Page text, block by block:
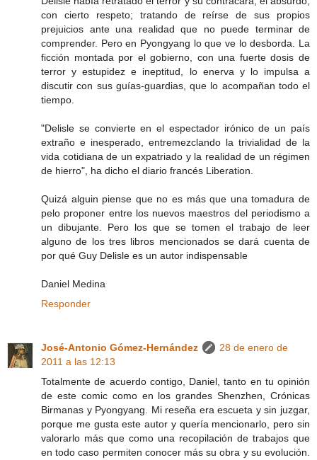
con cierto respeto; tratando de reírse de sus propios
prejuicios ante una realidad que no puede terminar de
comprender. Pero en Pyongyang lo que ve lo desborda. La
ficción montada por el gobierno, con una fuerte dosis de
terror y estupidez e ineptitud, lo enerva y lo impulsa a
discutir con sus guías-guardias, que lo acompañan todo el
tiempo.
"Delisle se convierte en el espectador irónico de un país
extraño e inesperado, entremezclando la trivialidad de la
vida cotidiana de un expatriado y la realidad de un régimen
de hierro", ha dicho el diario francés Liberation.
Quizá alguin piense que no es más que una tomadura de
pelo proponer entre los nuevos maestros del periodismo a
un dibujante. Pero los que se tomen el trabajo de leer
alguno de los tres libros mencionados se dará cuenta de
por qué Guy Delisle es un autor indispensable
Daniel Medina
Responder
José-Antonio Gómez-Hernández
28 de enero de
2011 a las 12:13
Totalmente de acuerdo contigo, Daniel, tanto en tu opinión
de este comic como en los grandes Shenzhen, Crónicas
Birmanas y Pyongyang. Mi reseña era escueta y sin juzgar,
porque me gusta este autor y quería mencionarlo, pero sin
valorarlo más que como una recopilación de trabajos que
en todo caso permiten conocer más su obra y su evolución.